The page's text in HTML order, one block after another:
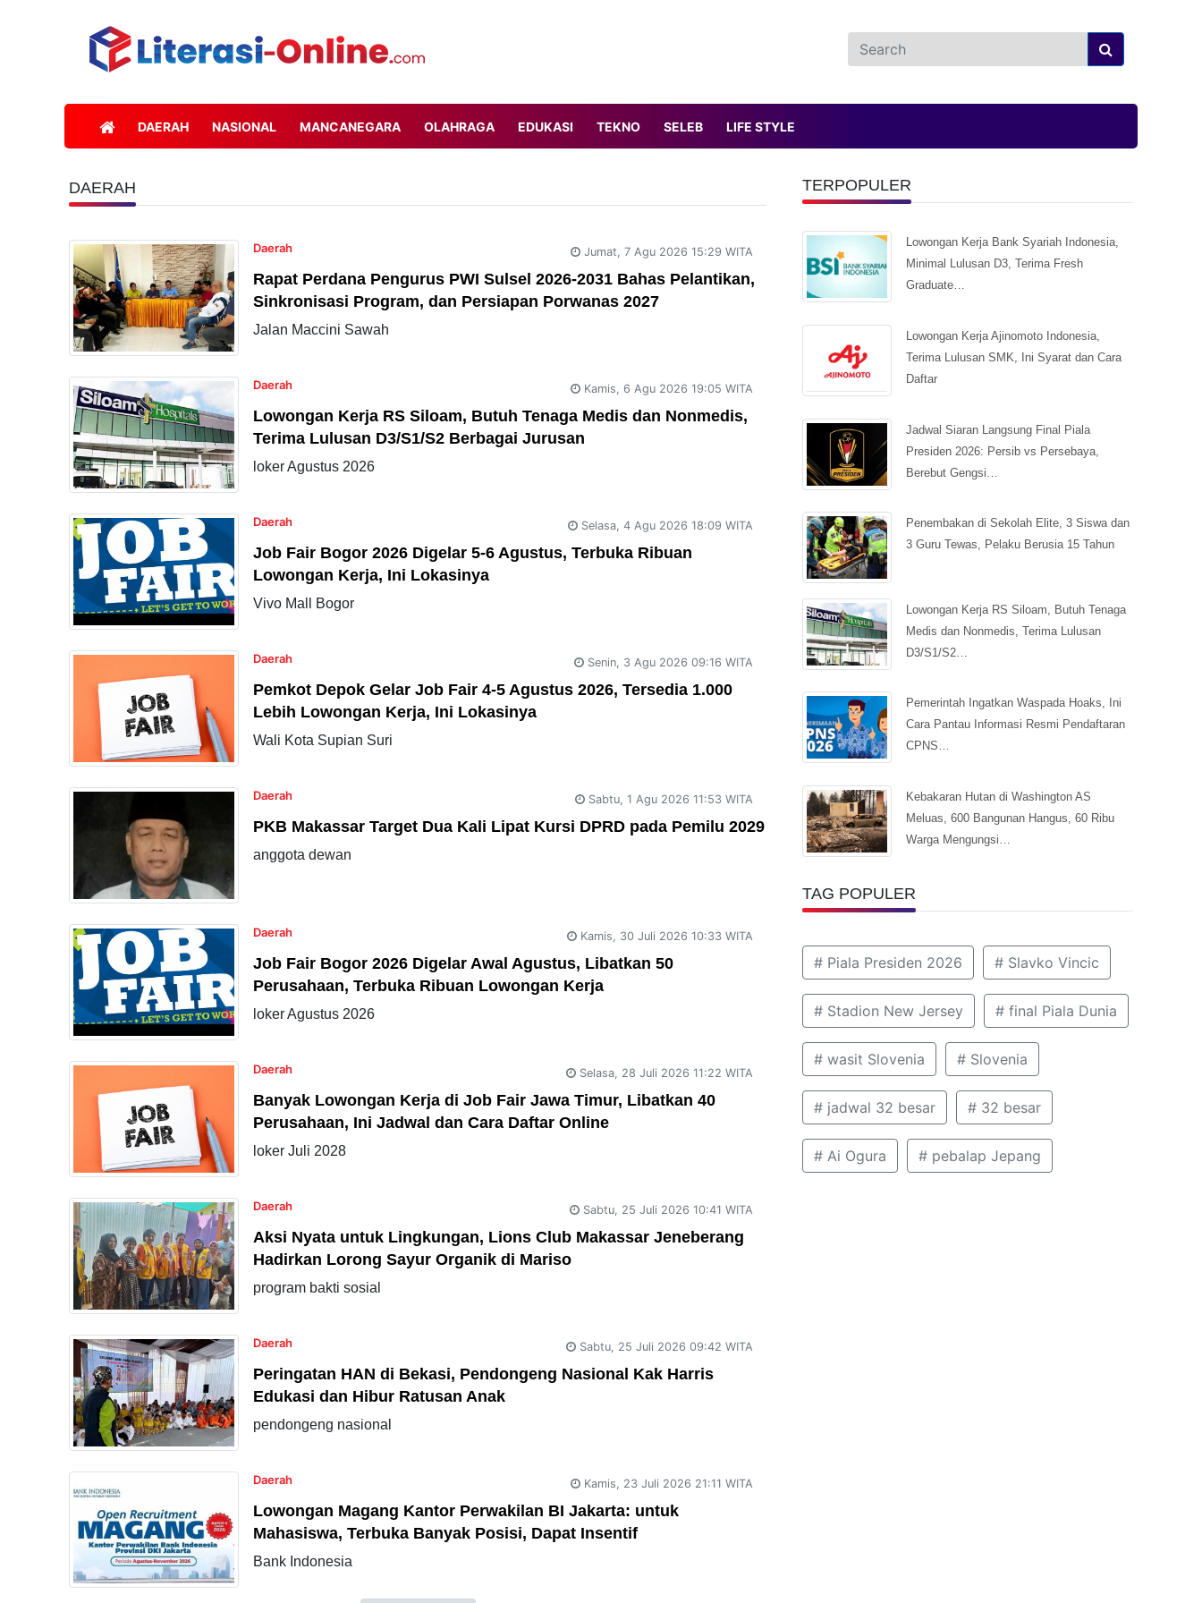
DAERAH NASIONAL MANCANEGARA OLAHRAGA EDUKASI TEKNO SELEB LIFE STYLE
DAERAH
Daerah Jumat, 7 Agu 2026 15:29 WITA
Rapat Perdana Pengurus PWI Sulsel 2026-2031 Bahas Pelantikan,
Sinkronisasi Program, dan Persiapan Porwanas 2027
Jalan Maccini Sawah
Daerah Kamis, 6 Agu 2026 19:05 WITA
Lowongan Kerja RS Siloam, Butuh Tenaga Medis dan Nonmedis,
Terima Lulusan D3/S1/S2 Berbagai Jurusan
loker Agustus 2026
Daerah Selasa, 4 Agu 2026 18:09 WITA
Job Fair Bogor 2026 Digelar 5-6 Agustus, Terbuka Ribuan
Lowongan Kerja, Ini Lokasinya
Vivo Mall Bogor
Daerah Senin, 3 Agu 2026 09:16 WITA
Pemkot Depok Gelar Job Fair 4-5 Agustus 2026, Tersedia 1.000
Lebih Lowongan Kerja, Ini Lokasinya
Wali Kota Supian Suri
Daerah Sabtu, 1 Agu 2026 11:53 WITA
PKB Makassar Target Dua Kali Lipat Kursi DPRD pada Pemilu 2029
anggota dewan
Daerah Kamis, 30 Juli 2026 10:33 WITA
Job Fair Bogor 2026 Digelar Awal Agustus, Libatkan 50
Perusahaan, Terbuka Ribuan Lowongan Kerja
loker Agustus 2026
Daerah Selasa, 28 Juli 2026 11:22 WITA
Banyak Lowongan Kerja di Job Fair Jawa Timur, Libatkan 40
Perusahaan, Ini Jadwal dan Cara Daftar Online
loker Juli 2028
Daerah Sabtu, 25 Juli 2026 10:41 WITA
Aksi Nyata untuk Lingkungan, Lions Club Makassar Jeneberang
Hadirkan Lorong Sayur Organik di Mariso
program bakti sosial
Daerah Sabtu, 25 Juli 2026 09:42 WITA
Peringatan HAN di Bekasi, Pendongeng Nasional Kak Harris
Edukasi dan Hibur Ratusan Anak
pendongeng nasional
Daerah Kamis, 23 Juli 2026 21:11 WITA
Lowongan Magang Kantor Perwakilan BI Jakarta: untuk
Mahasiswa, Terbuka Banyak Posisi, Dapat Insentif
Bank Indonesia
TERPOPULER
Lowongan Kerja Bank Syariah Indonesia,
Minimal Lulusan D3, Terima Fresh
Graduate…
Lowongan Kerja Ajinomoto Indonesia,
Terima Lulusan SMK, Ini Syarat dan Cara
Daftar
Jadwal Siaran Langsung Final Piala
Presiden 2026: Persib vs Persebaya,
Berebut Gengsi…
Penembakan di Sekolah Elite, 3 Siswa dan
3 Guru Tewas, Pelaku Berusia 15 Tahun
Lowongan Kerja RS Siloam, Butuh Tenaga
Medis dan Nonmedis, Terima Lulusan
D3/S1/S2…
Pemerintah Ingatkan Waspada Hoaks, Ini
Cara Pantau Informasi Resmi Pendaftaran
CPNS…
Kebakaran Hutan di Washington AS
Meluas, 600 Bangunan Hangus, 60 Ribu
Warga Mengungsi…
TAG POPULER
# Piala Presiden 2026 # Slavko Vincic
# Stadion New Jersey # final Piala Dunia
# wasit Slovenia # Slovenia
# jadwal 32 besar # 32 besar
# Ai Ogura # pebalap Jepang